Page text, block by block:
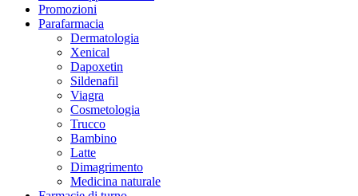
Promozioni
Parafarmacia
Dermatologia
Xenical
Dapoxetin
Sildenafil
Viagra
Cosmetologia
Trucco
Bambino
Latte
Dimagrimento
Medicina naturale